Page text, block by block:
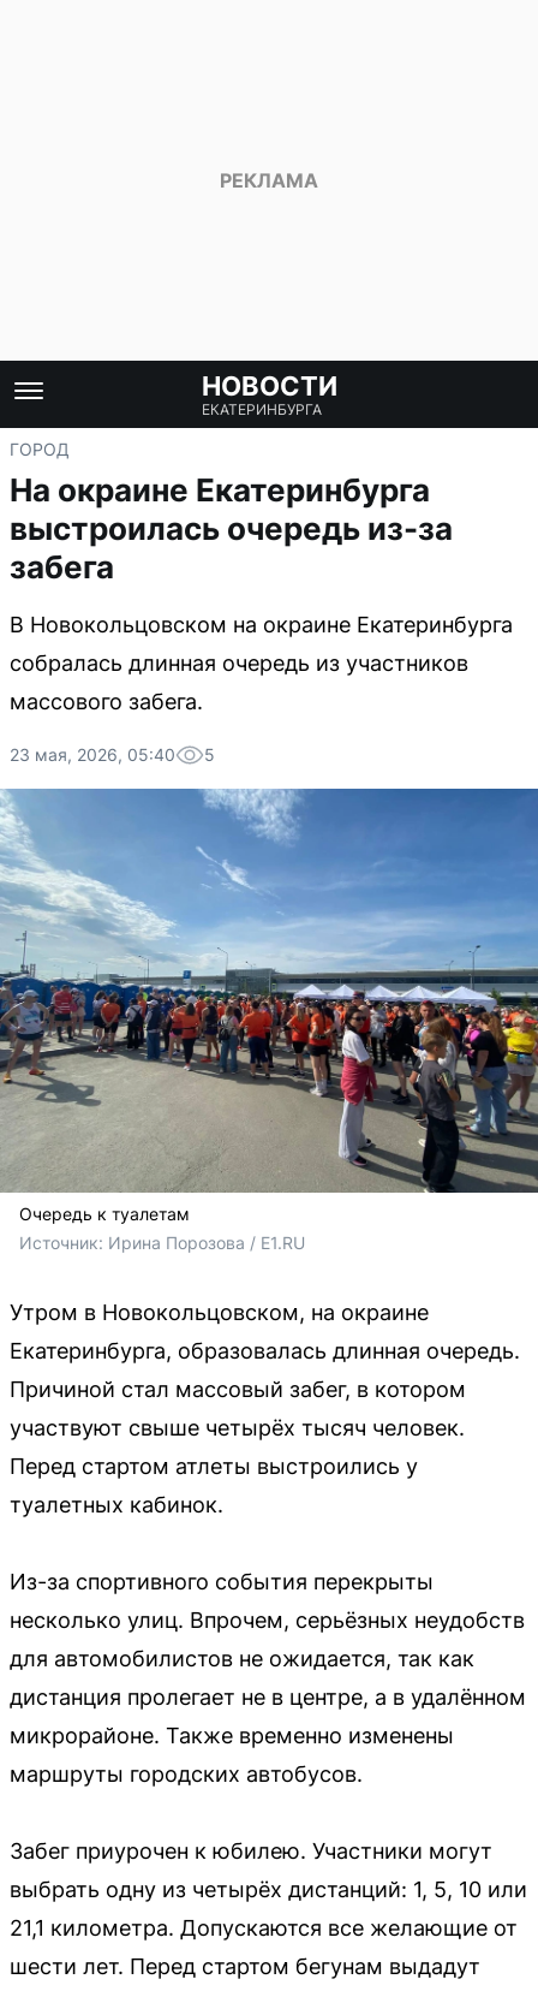
НОВОСТИ
ЕКАТЕРИНБУРГА
ГОРОД
На окраине Екатеринбурга
выстроилась очередь из-за
забега
В Новокольцовском на окраине Екатеринбурга
собралась длинная очередь из участников
массового забега.
23 мая, 2026, 05:40 5
Очередь к туалетам
Источник: Ирина Порозова / E1.RU
Утром в Новокольцовском, на окраине
Екатеринбурга, образовалась длинная очередь.
Причиной стал массовый забег, в котором
участвуют свыше четырёх тысяч человек.
Перед стартом атлеты выстроились у
туалетных кабинок.
Из-за спортивного события перекрыты
несколько улиц. Впрочем, серьёзных неудобств
для автомобилистов не ожидается, так как
дистанция пролегает не в центре, а в удалённом
микрорайоне. Также временно изменены
маршруты городских автобусов.
Забег приурочен к юбилею. Участники могут
выбрать одну из четырёх дистанций: 1, 5, 10 или
21,1 километра. Допускаются все желающие от
шести лет. Перед стартом бегунам выдадут